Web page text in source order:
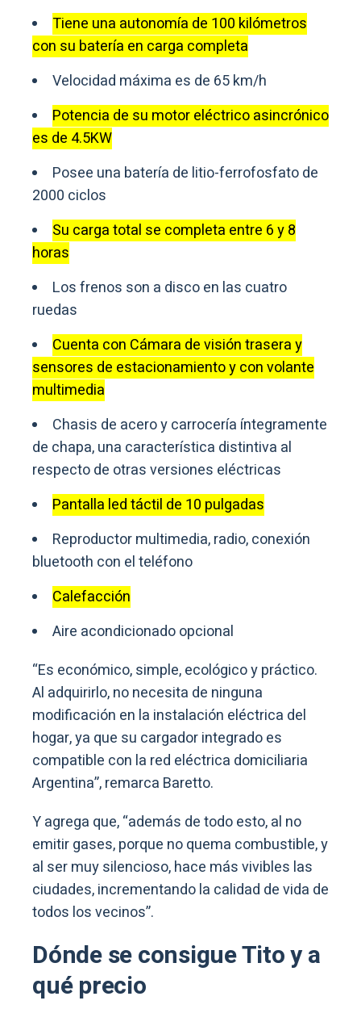
Tiene una autonomía de 100 kilómetros
con su batería en carga completa
Velocidad máxima es de 65 km/h
Potencia de su motor eléctrico asincrónico
es de 4.5KW
Posee una batería de litio-ferrofosfato de
2000 ciclos
Su carga total se completa entre 6 y 8
horas
Los frenos son a disco en las cuatro
ruedas
Cuenta con Cámara de visión trasera y
sensores de estacionamiento y con volante
multimedia
Chasis de acero y carrocería íntegramente
de chapa, una característica distintiva al
respecto de otras versiones eléctricas
Pantalla led táctil de 10 pulgadas
Reproductor multimedia, radio, conexión
bluetooth con el teléfono
Calefacción
Aire acondicionado opcional
“Es económico, simple, ecológico y práctico.
Al adquirirlo, no necesita de ninguna
modificación en la instalación eléctrica del
hogar, ya que su cargador integrado es
compatible con la red eléctrica domiciliaria
Argentina”, remarca Baretto.
Y agrega que, “además de todo esto, al no
emitir gases, porque no quema combustible, y
al ser muy silencioso, hace más vivibles las
ciudades, incrementando la calidad de vida de
todos los vecinos”.
Dónde se consigue Tito y a
qué precio